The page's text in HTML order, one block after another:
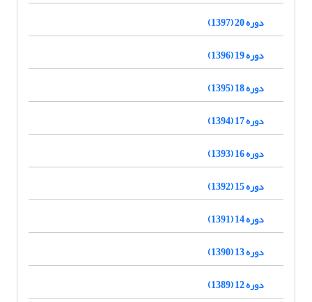
دوره 20 (1397)
دوره 19 (1396)
دوره 18 (1395)
دوره 17 (1394)
دوره 16 (1393)
دوره 15 (1392)
دوره 14 (1391)
دوره 13 (1390)
دوره 12 (1389)